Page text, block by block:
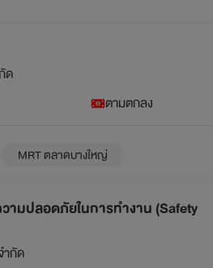
ด
ตามตกลง
MRT ตลาดบางใหญ่
ามปลอดภัยในการทำงาน (Safety
กัด